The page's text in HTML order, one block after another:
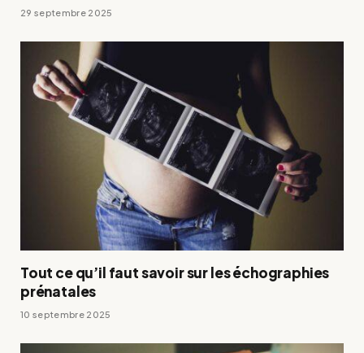
29 septembre 2025
Tout ce qu’il faut savoir sur les échographies
prénatales
10 septembre 2025